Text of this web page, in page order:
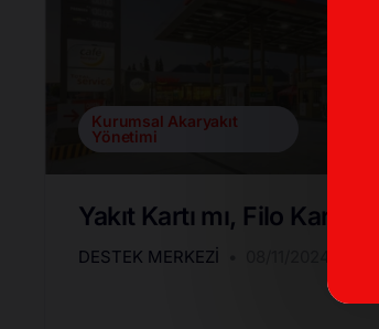
Kurumsal Akaryakıt
Yönetimi
Yakıt Kartı mı, Filo Kartı mı?
DESTEK MERKEZI